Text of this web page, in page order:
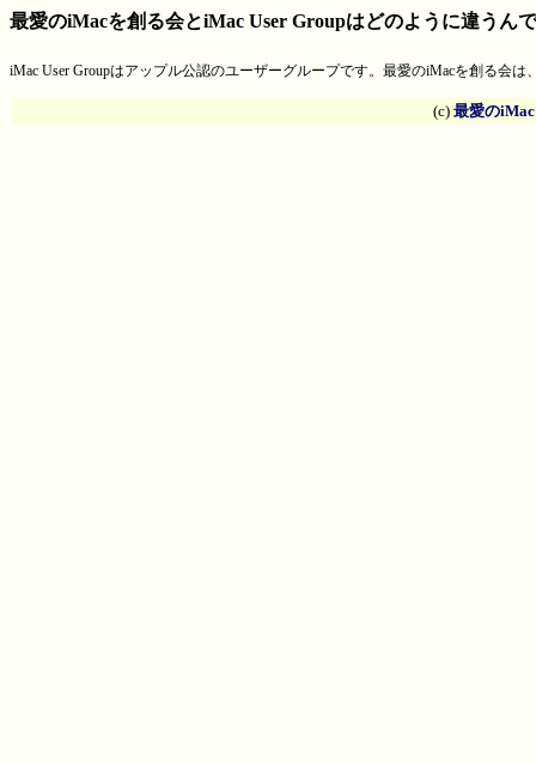
最愛のiMacを創る会とiMac User Groupはどのように違うん
iMac User Groupはアップル公認のユーザーグループです。最愛のiMacを創る会
(c) 最愛の